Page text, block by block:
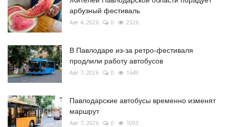
арбузный фестиваль
Авг 4, 2026 0 2326
В Павлодаре из-за ретро-фестиваля
продлили работу автобусов
Авг 7, 2026 0 1649
Павлодарские автобусы временно изменят
маршрут
Авг 7, 2026 0 1093